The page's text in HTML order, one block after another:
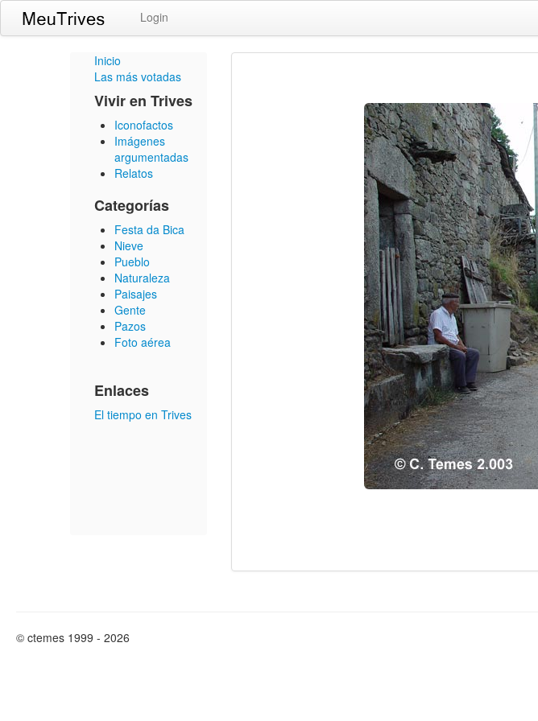
Login
Inicio
Las más votadas
Vivir en Trives
Iconofactos
Imágenes
argumentadas
Relatos
Categorías
Festa da Bica
Nieve
Pueblo
Naturaleza
Paisajes
Gente
Pazos
Foto aérea
Enlaces
El tiempo en Trives
© ctemes 1999 - 2026